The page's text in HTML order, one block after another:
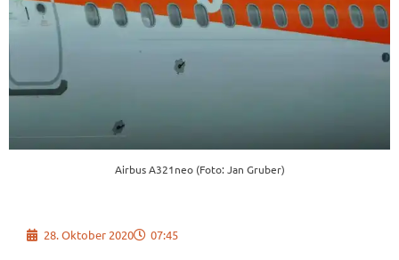
Airbus A321neo (Foto: Jan Gruber)
28. Oktober 2020 07:45